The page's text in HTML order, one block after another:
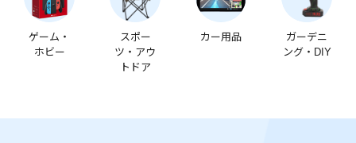
ゲーム・
ホビー
スポー
ツ・アウ
トドア
カー用品
ガーデニ
ング・DIY